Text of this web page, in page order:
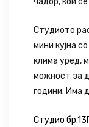
Студиото
мини кујна
клима уред,
можност за
години. Има
Студио